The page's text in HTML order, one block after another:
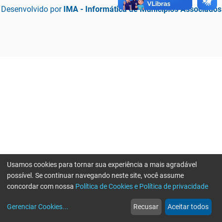
Desenvolvido por IMA - Informática de Municípios Associados
web
Notícias
more_horiz
Mais
Usamos cookies para tornar sua experiência a mais agradável
possível. Se continuar navegando neste site, você assume
concordar com nossa Política de Cookies e Política de privacidade
Gerenciar Cookies... Recusar Aceitar todos
Erro ao enviar informações, por favor tente novamente